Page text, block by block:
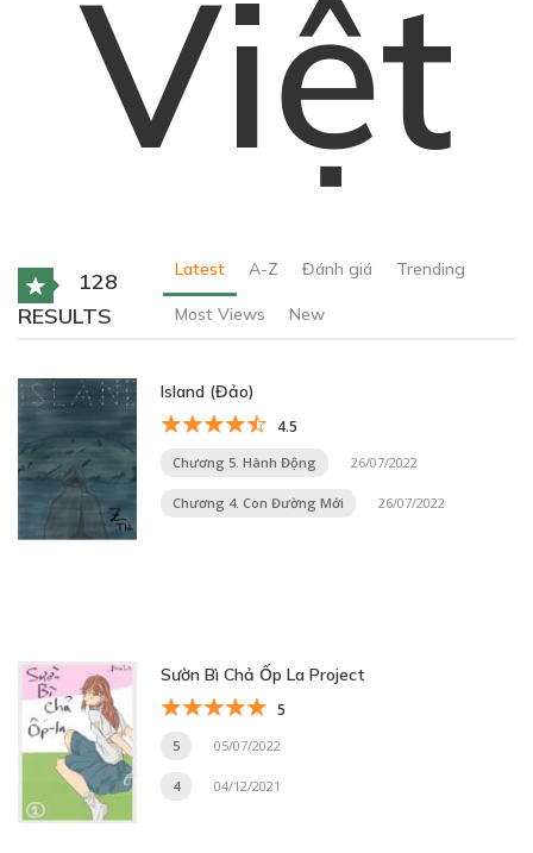
Việt
128
RESULTS
Latest A-Z Đánh giá Trending
Most Views New
Island (Đảo)
4.5
Chương 5. Hành Động 26/07/2022
Chương 4. Con Đường Mới 26/07/2022
Sườn Bì Chả Ốp La Project
5
5 05/07/2022
4 04/12/2021